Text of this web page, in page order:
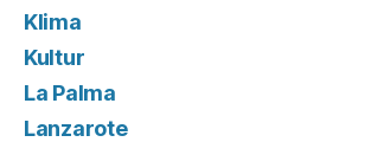
Klima
Kultur
La Palma
Lanzarote